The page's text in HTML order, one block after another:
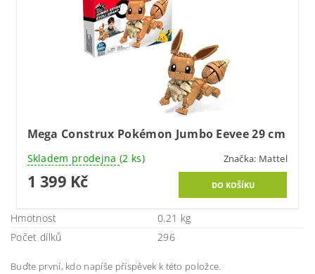
Mega Construx Pokémon Jumbo Eevee 29 cm
Skladem prodejna (2 ks) Značka: Mattel
1 399 Kč
Hmotnost
0.21 kg
Počet dílků
296
Buďte první, kdo napíše příspěvek k této položce.